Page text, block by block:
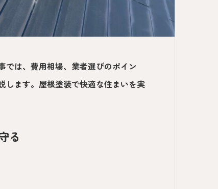
では、費用相場、業者選びのポイン
します。屋根塗装で快適な住まいを実
る